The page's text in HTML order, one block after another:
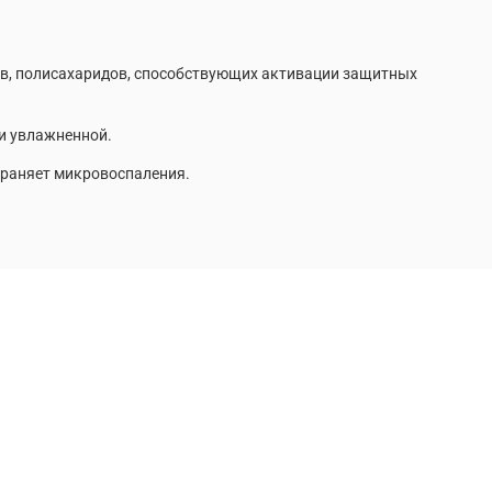
способствующих активации защитных
увлажненной.
микровоспаления.